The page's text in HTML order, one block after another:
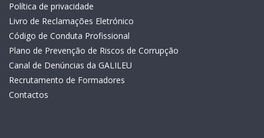
Política de privacidade
Livro de Reclamações Eletrónico
Código de Conduta Profissional
Plano de Prevenção de Riscos de Corrupção
Canal de Denúncias da GALILEU
Recrutamento de Formadores
Contactos